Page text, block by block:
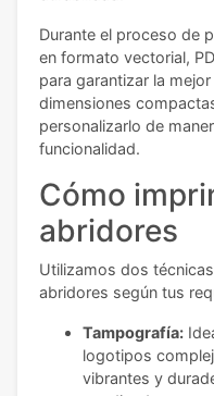
Durante el proceso de
en formato vectorial,
para garantizar la
dimensiones
personalizarlo de
funcionalidad.
Cómo
abridores
Utilizamos dos
abridores según tus
Tampografía:
logotipos
vibrantes y